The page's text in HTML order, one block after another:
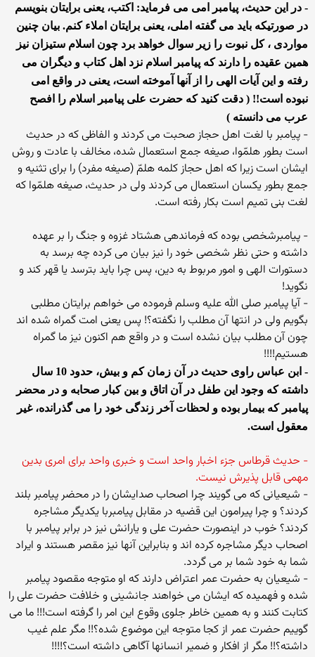
- در این حدیث، پیامبر امی می فرماید: اکتب، یعنی برایتان بنویسم
در صورتیکه باید می گفته املی، یعنی برایتان املاء کنم. بیان چنین
مواردی ، کل نبوت را زیر سوال خواهد برد چون اسلام ستیزان نیز
همین عقیده را دارند که پیامبر اسلام نزد اهل کتاب و دیگران می
رفته و این آیات الهی را از آنها آموخته است، یعنی در واقع امی
نبوده است!! ( دقت کنید که حضرت علی پیامبر اسلام را افصح
عرب می دانسته )
- پیامبر با لغت اهل حجاز صحبت می کردند و الفاظی که در حدیث
است بطور هلمّوا، صیغه جمع استعمال شده، مخالف با عادت و روش
ایشان است زیرا که اهل حجاز کلمه هلمّ (صیغه مفرد) را برای تثنیه و
جمع بطور یکسان استعمال می کردند ولی در حدیث، صیغه هلمّوا که
لغت بنی تمیم است بکار رفته است.
- پیامبرشخصی بوده که فرماندهی هشتاد غزوه و جنگ را بر عهده
داشته و حتی نظر شخصی خود را نیز بیان می کرده چه برسد به
دستورات الهی و امور مربوط به دین، پس چرا باید بترسد یا قهر کند و
نگوید!
- آیا پیامبر صلی الله علیه وسلم فرموده می خواهم برایتان مطلبی
بگویم ولی در انتها آن مطلب را نگفته؟! پس یعنی امت گمراه شده اند
چون آن مطلب بیان نشده است و در واقع هم اکنون نیز ما گمراه
هستیم!!!!
- ابن عباس راوی حدیث در آن زمان کم و بیش، حدود 10 سال
داشته که وجود این طفل در آن اتاق و بین کبار صحابه و در محضر
پیامبر که بیمار بوده و لحظات آخر زندگی خود را می گذرانده، غیر
معقول است.
- حدیث قرطاس جزء اخبار واحد است و خبری واحد برای امری بدین
مهمی قابل پذیرش نیست.
- شیعیانی که می گویند چرا اصحاب صدایشان را در محضر پیامبر بلند
کردند؟ و چرا پیرامون این قضیه در مقابل پیامبربا یکدیگر مشاجره
کردند؟ خوب در اینصورت حضرت علی و یارانش نیز در برابر پیامبر با
اصحاب دیگر مشاجره کرده اند و بنابراین آنها نیز مقصر هستند و ایراد
شما به خود شما بر می گردد.
- شیعیان به حضرت عمر اعتراض دارند که او متوجه مقصود پیامبر
شده و فهمیده که ایشان می خواهند جانشینی و خلافت حضرت علی را
کتابت کنند و به همین خاطر جلوی وقوع این امر را گرفته است!!! ما می
گوییم حضرت عمر از کجا متوجه این موضوع شده؟!! مگر علم غیب
داشته؟!! مگر از افکار و ضمیر انسانها آگاهی داشته است؟!!!!